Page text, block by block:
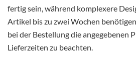
fertig sein, während komplexere
Artikel bis zu zwei Wochen
bei der Bestellung die angegebenen
Lieferzeiten zu beachten.